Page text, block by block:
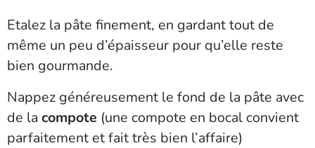
Etalez la pâte finement, en gardant tout de
même un peu d’épaisseur pour qu’elle reste
bien gourmande.
Nappez généreusement le fond de la pâte avec
de la compote (une compote en bocal convient
parfaitement et fait très bien l’affaire)